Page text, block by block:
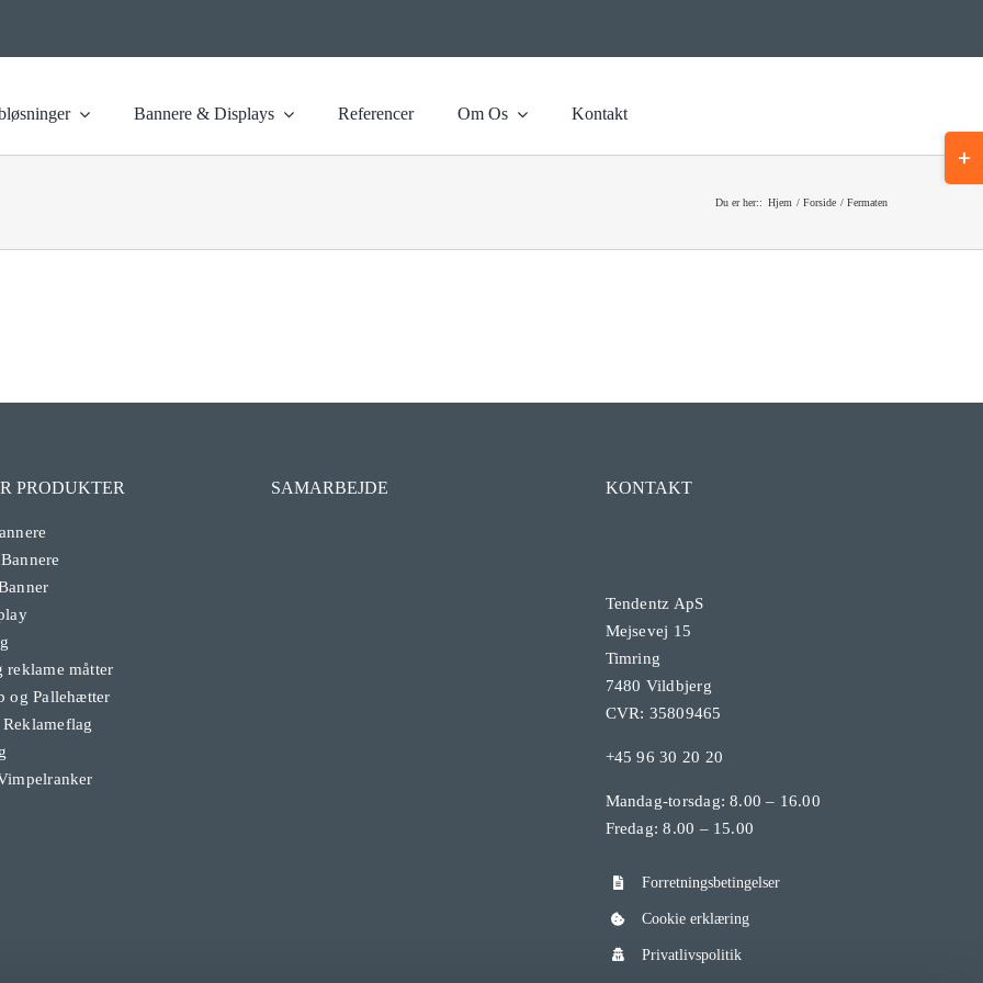
Bannere & Displays Referencer Om Os Kontakt
Du er her:: Hjem Forside Fermaten
PRODUKTER
reklame måtter
og Pallehætter
SAMARBEJDE KONTAKT
Tendentz ApS
Mejsevej 15
Timring
7480 Vildbjerg
CVR: 35809465
+45 96 30 20 20
Mandag-torsdag: 8.00 – 16.00
Fredag: 8.00 – 15.00
Forretningsbetingelser
Cookie erklæring
Privatlivspolitik